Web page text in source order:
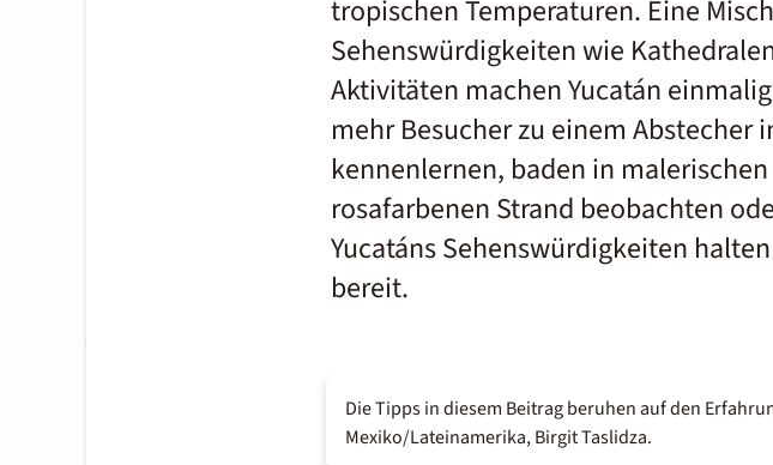
tropischen Temperaturen. Eine
Sehenswürdigkeiten wie
Aktivitäten machen Yucatán
mehr Besucher zu einem Abstecher
kennenlernen, baden in
rosafarbenen Strand beobachten
Yucatáns Sehenswürdigkeiten
bereit.
Die Tipps in diesem Beitrag beruhen auf den
Mexiko/Lateinamerika, Birgit Taslidza.